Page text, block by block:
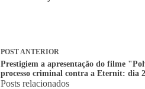
POSTANTERIOR
Prestigiem a apresentação do filme
processo criminal contra a Eternit: dia
Posts relacionados